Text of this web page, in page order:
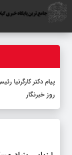
پیام دکتر
روز خبرنگار